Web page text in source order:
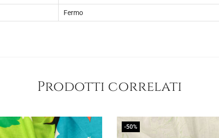
Fermo
Prodotti correlati
-50%